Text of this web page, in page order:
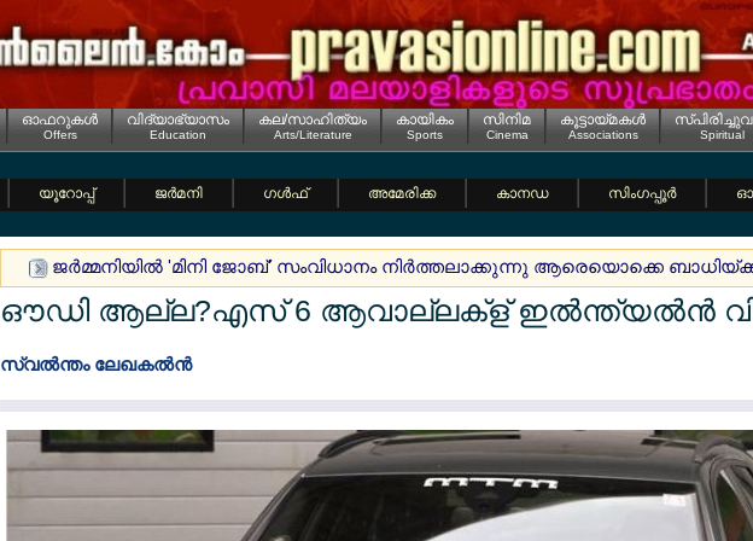
ഓഫറുകള്‍
Offers
വിദ്യാഭ്യാസം
Education
കല/സാഹിത്യം
Arts/Literature
കായികം
Sports
സിനിമ
Cinema
കൂട്ടായ്മകള്‍
Associations Spiritual
യൂറോപ്പ് ജര്‍മനി ഗള്‍ഫ് അമേരിക്ക കാനഡ സിംഗപ്പൂര്‍
ജര്‍മ്മനിയില്‍ 'മിനി ജോബ്' സംവിധാനം നിര്‍ത്തലാക്കുന്നു ആരെയൊക്കെ
ഔഡി ആല്ല?എസ് 6 ആവാല്ലക്ള് ഇല്‍ന്ത്യല്‍ന്‍
സ്വല്‍ന്തം ലേഖകല്‍ന്‍